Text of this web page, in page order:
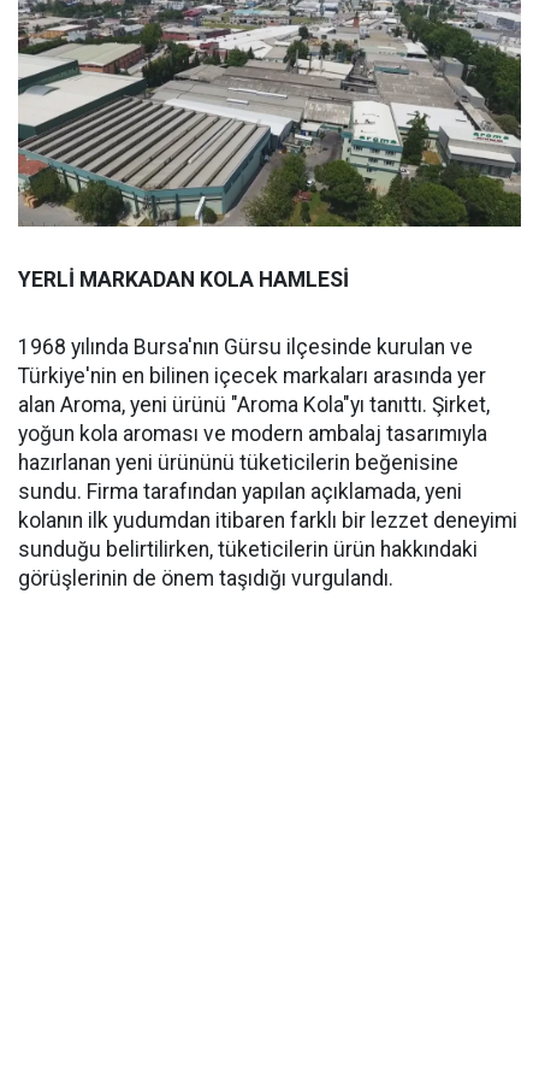
YERLİ MARKADAN KOLA HAMLESİ
1968 yılında Bursa'nın Gürsu ilçesinde kurulan ve
Türkiye'nin en bilinen içecek markaları arasında yer
alan Aroma, yeni ürünü "Aroma Kola"yı tanıttı. Şirket,
yoğun kola aroması ve modern ambalaj tasarımıyla
hazırlanan yeni ürününü tüketicilerin beğenisine
sundu. Firma tarafından yapılan açıklamada, yeni
kolanın ilk yudumdan itibaren farklı bir lezzet deneyimi
sunduğu belirtilirken, tüketicilerin ürün hakkındaki
görüşlerinin de önem taşıdığı vurgulandı.